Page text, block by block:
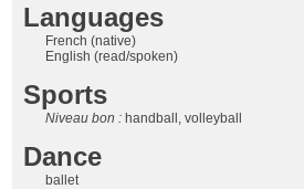
Languages
French (native)
English (read/spoken)
Sports
Niveau bon : handball, volleyball
Dance
ballet